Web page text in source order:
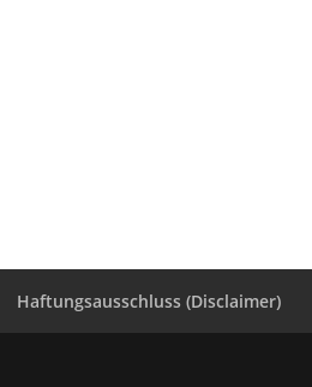
Haftungsausschluss (Disclaimer)